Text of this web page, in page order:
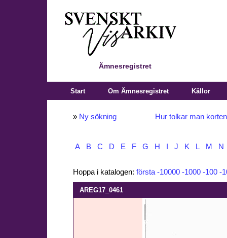
Ämnesregistret
Start Om Ämnesregistret Källor
» Ny sökning Hur tolkar man
A B C D E F G H J K L M N
Hoppa i katalogen: första -10000 -1000 -100 -
AREG17_0461